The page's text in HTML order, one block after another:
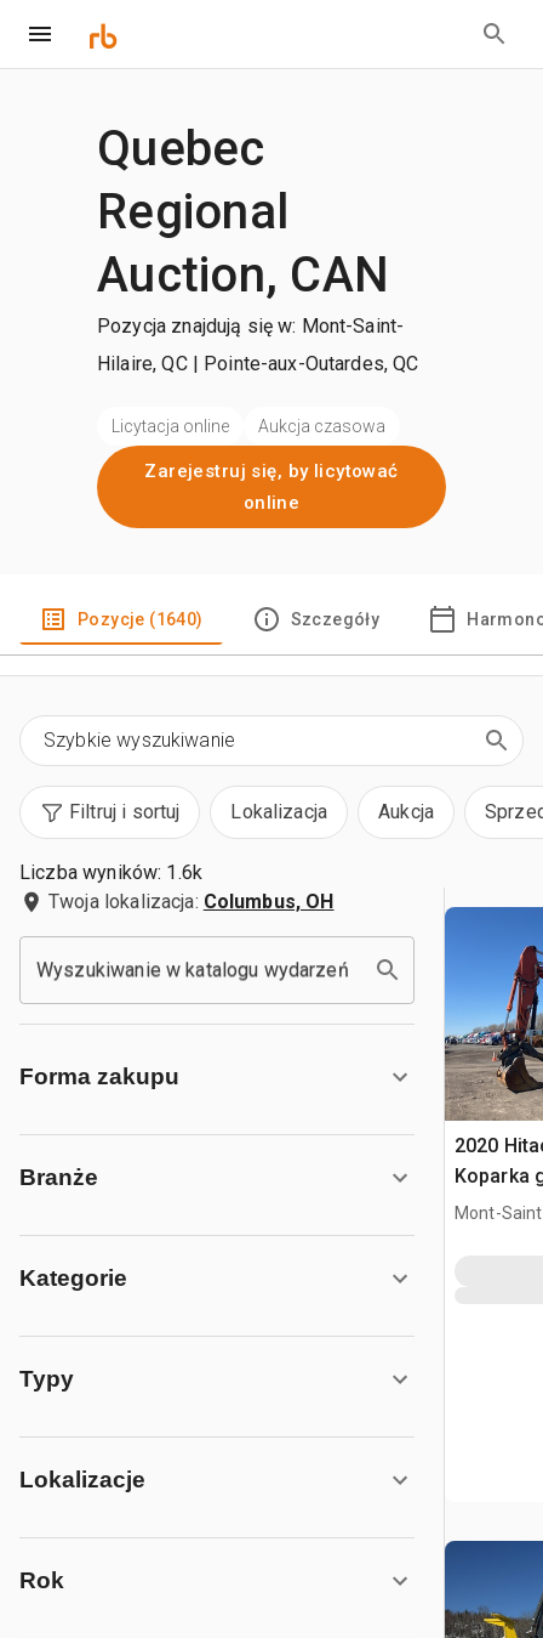
Quebec
Regional
Auction, CAN
Pozycja znajdują się w: Mont-Saint-
Hilaire, QC | Pointe-aux-Outardes, QC
Licytacja online Aukcja czasowa
Zarejestruj się, by licytować
online
Pozycje (1640) Szczegóły
Filtruj i sortuj Lokalizacja Aukcja
Liczba wyników: 1.6k
Twoja lokalizacja: Columbus, OH
Wyszukiwanie w katalogu wydarzeń
Forma zakupu
Branże
Kategorie
Typy
Lokalizacje
Rok
2020
Koparka
Mont-